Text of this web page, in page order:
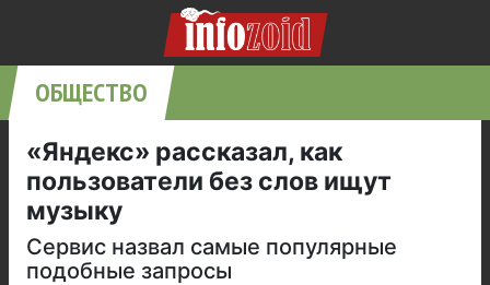
ОБЩЕСТВО
«Яндекс» рассказал, как
пользователи без слов ищут
музыку
Сервис назвал самые популярные
подобные запросы